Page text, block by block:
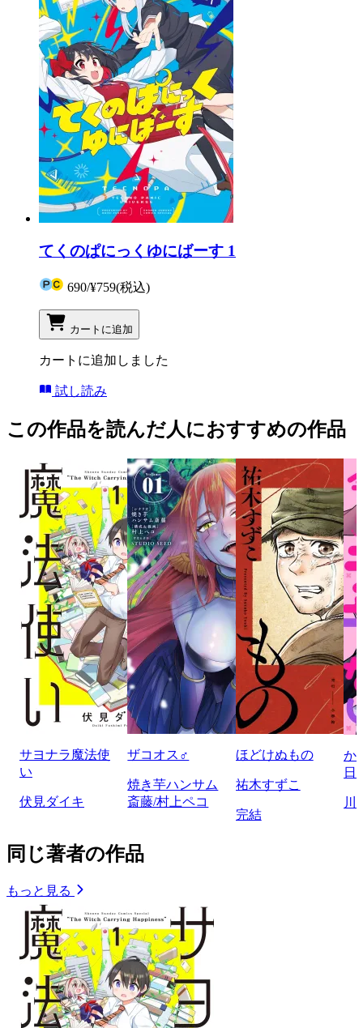
てくのぱにっくゆにばーす 1
690/¥759(税込)
カートに追加
カートに追加しました
試し読み
この作品を読んだ人におすすめの作品
サヨナラ魔法使
い
伏見ダイキ
ザコオス♂
焼き芋ハンサム
斎藤/村上ペコ
ほどけぬもの
祐木すずこ
完結
か
日
川
同じ著者の作品
もっと見る